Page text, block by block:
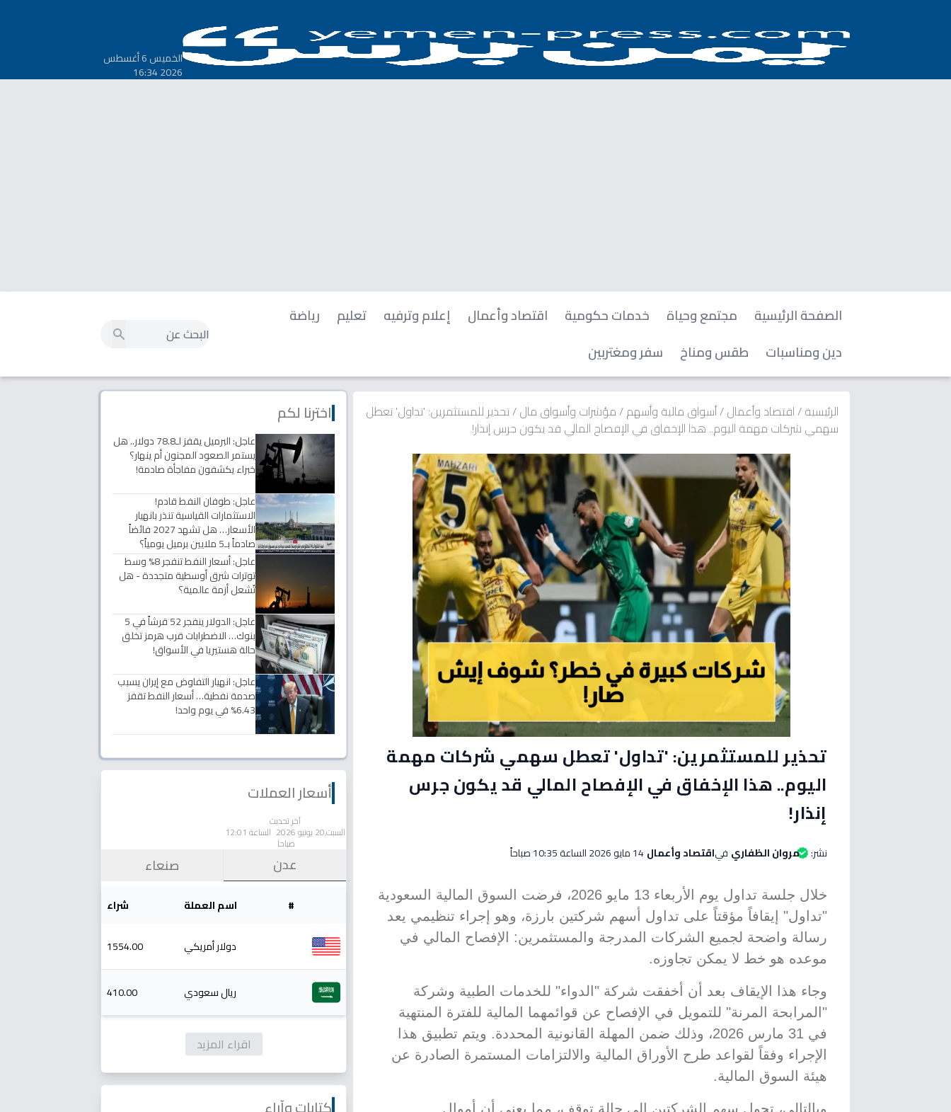
الخميس 6 أغسطس
2026 16:34
الصفحة الرئيسية مجتمع وحياة خدمات حكومية اقتصاد وأعمال إعلام وترفيه تعليم
رياضة
دين ومناسبات
طقس ومناخ سفر ومغتربين
الرئيسية/اقتصاد وأعمال/أسواق مالية وأسهم/مؤشرات وأسواق مال/تحذير للمستثمرين: 'تداول' تعطل
سهمي شركات مهمة اليوم.. هذا الإخفاق في الإفصاح المالي قد يكون جرس إنذار!
تحذير للمستثمرين: 'تداول' تعطل سهمي شركات مهمة
اليوم.. هذا الإخفاق في الإفصاح المالي قد يكون جرس
إنذار!
نشر: مروان الظفاري فياقتصاد وأعمال14 مايو 2026 الساعة 10:35 صباحاً
خلال جلسة تداول يوم الأربعاء 13 مايو 2026، فرضت السوق المالية السعودية
"تداول" إيقافاً مؤقتاً على تداول أسهم شركتين بارزة، وهو إجراء تنظيمي يعد
رسالة واضحة لجميع الشركات المدرجة والمستثمرين: الإفصاح المالي في
موعده هو خط لا يمكن تجاوزه.
وجاء هذا الإيقاف بعد أن أخفقت شركة "الدواء" للخدمات الطبية وشركة
"المرابحة المرنة" للتمويل في الإفصاح عن قوائمهما المالية للفترة المنتهية
في 31 مارس 2026، وذلك ضمن المهلة القانونية المحددة. ويتم تطبيق هذا
الإجراء وفقاً لقواعد طرح الأوراق المالية والالتزامات المستمرة الصادرة عن
هيئة السوق المالية.
وبالتالي، تحول سهم الشركتين إلى حالة توقف، مما يعني أن أموال
اخترنا لكم
عاجل: البرميل يقفز لـ78.8 دولار.. هل
يستمر الصعود المجنون أم ينهار؟
خبراء يكشفون مفاجأة صادمة!
عاجل: طوفان النفط قادم!
الاستثمارات القياسية تنذر بانهيار
الأسعار… هل تشهد 2027 فائضاً
صادماً بـ5 ملايين برميل يومياً؟
عاجل: أسعار النفط تنفجر 8% وسط
توترات شرق أوسطية متجددة - هل
تُشعل أزمة عالمية؟
عاجل: الدولار ينفجر 52 قرشاً في 5
بنوك… الاضطرابات قرب هرمز تخلق
حالة هستيريا في الأسواق!
عاجل: انهيار التفاوض مع إيران يسبب
صدمة نفطية… أسعار النفط تقفز
6.43% في يوم واحد!
أسعار العملات
آخر تحديث
السبت,20 يونيو 2026 الساعة 12:01
صباحا
عدن صنعاء
# اسم العملة شراء
دولار أمريكي 1554.00
ريال سعودي 410.00
اقراء المزيد